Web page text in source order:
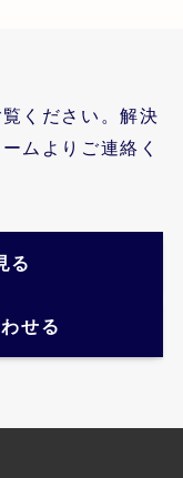
ください。解決
ムよりご連絡く
る
せる